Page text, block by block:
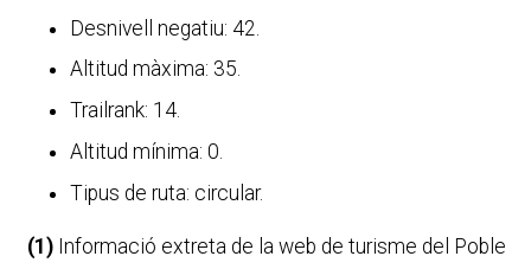
Desnivell negatiu: 42.
Altitud màxima: 35.
Trailrank: 14.
Altitud mínima: 0.
Tipus de ruta: circular.
(1)Informació extreta de la web de turisme del Poble